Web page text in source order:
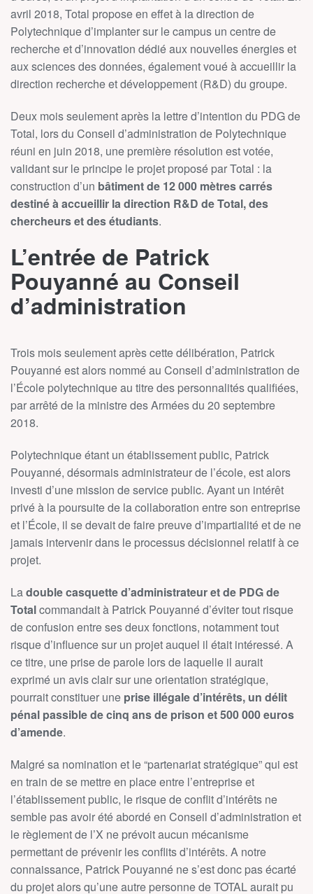
avril 2018, Total propose en effet à la direction de
Polytechnique d’implanter sur le campus un centre de
recherche et d’innovation dédié aux nouvelles énergies et
aux sciences des données, également voué à accueillir la
direction recherche et développement (R&D) du groupe.
Deux mois seulement après la lettre d’intention du PDG de
Total, lors du Conseil d’administration de Polytechnique
réuni en juin 2018, une première résolution est votée,
validant sur le principe le projet proposé par Total : la
construction d’un bâtiment de 12 000 mètres carrés
destiné à accueillir la direction R&D de Total, des
chercheurs et des étudiants.
L’entrée de Patrick
Pouyanné au Conseil
d’administration
Trois mois seulement après cette délibération, Patrick
Pouyanné est alors nommé au Conseil d’administration de
l’École polytechnique au titre des personnalités qualifiées,
par arrêté de la ministre des Armées du 20 septembre
2018.
Polytechnique étant un établissement public, Patrick
Pouyanné, désormais administrateur de l’école, est alors
investi d’une mission de service public. Ayant un intérêt
privé à la poursuite de la collaboration entre son entreprise
et l’École, il se devait de faire preuve d’impartialité et de ne
jamais intervenir dans le processus décisionnel relatif à ce
projet.
Ladouble casquette d’administrateur et de PDG de
Totalcommandait à Patrick Pouyanné d’éviter tout risque
de confusion entre ses deux fonctions, notamment tout
risque d’influence sur un projet auquel il était intéressé. A
ce titre, une prise de parole lors de laquelle il aurait
exprimé un avis clair sur une orientation stratégique,
pourrait constituer une prise illégale d’intérêts, un délit
pénal passible de cinq ans de prison et 500 000 euros
d’amende.
Malgré sa nomination et le “partenariat stratégique” qui est
en train de se mettre en place entre l’entreprise et
l’établissement public, le risque de conflit d’intérêts ne
semble pas avoir été abordé en Conseil d’administration et
le règlement de l’X ne prévoit aucun mécanisme
permettant de prévenir les conflits d’intérêts. A notre
connaissance, Patrick Pouyanné ne s’est donc pas écarté
du projet alors qu’une autre personne de TOTAL aurait pu